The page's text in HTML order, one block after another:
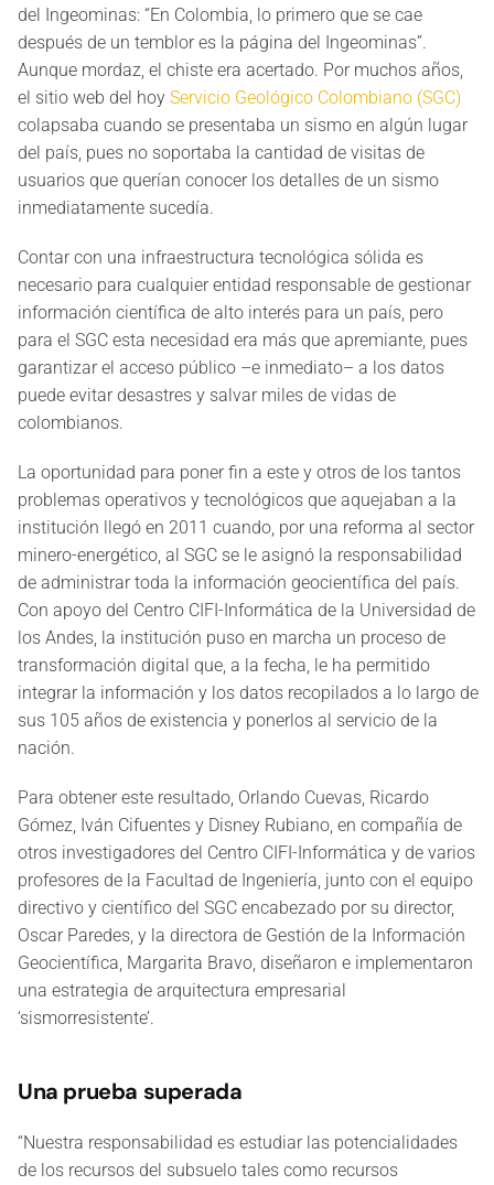
del Ingeominas: “En Colombia, lo primero que se cae
después de un temblor es la página del Ingeominas”.
Aunque mordaz, el chiste era acertado. Por muchos años,
el sitio web del hoy Servicio Geológico Colombiano (SGC)
colapsaba cuando se presentaba un sismo en algún lugar
del país, pues no soportaba la cantidad de visitas de
usuarios que querían conocer los detalles de un sismo
inmediatamente sucedía.
Contar con una infraestructura tecnológica sólida es
necesario para cualquier entidad responsable de gestionar
información científica de alto interés para un país, pero
para el SGC esta necesidad era más que apremiante, pues
garantizar el acceso público –e inmediato– a los datos
puede evitar desastres y salvar miles de vidas de
colombianos.
La oportunidad para poner fin a este y otros de los tantos
problemas operativos y tecnológicos que aquejaban a la
institución llegó en 2011 cuando, por una reforma al sector
minero-energético, al SGC se le asignó la responsabilidad
de administrar toda la información geocientífica del país.
Con apoyo del Centro CIFI-Informática de la Universidad de
los Andes, la institución puso en marcha un proceso de
transformación digital que, a la fecha, le ha permitido
integrar la información y los datos recopilados a lo largo de
sus 105 años de existencia y ponerlos al servicio de la
nación.
Para obtener este resultado, Orlando Cuevas, Ricardo
Gómez, Iván Cifuentes y Disney Rubiano, en compañía de
otros investigadores del Centro CIFI-Informática y de varios
profesores de la Facultad de Ingeniería, junto con el equipo
directivo y científico del SGC encabezado por su director,
Oscar Paredes, y la directora de Gestión de la Información
Geocientífica, Margarita Bravo, diseñaron e implementaron
una estrategia de arquitectura empresarial
‘sismorresistente’.
Una prueba superada
“Nuestra responsabilidad es estudiar las potencialidades
de los recursos del subsuelo tales como recursos